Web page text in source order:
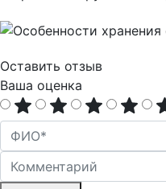
Оставить отзыв
Ваша оценка